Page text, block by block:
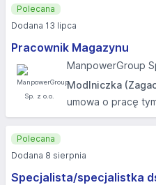
Pracownik Magazynu
ManpowerGroup
Modlniczka
umowa o pracę
Polecana
Dodana 13 lipca
Specjalista/specjalistka
Polecana
Dodana 8 sierpnia